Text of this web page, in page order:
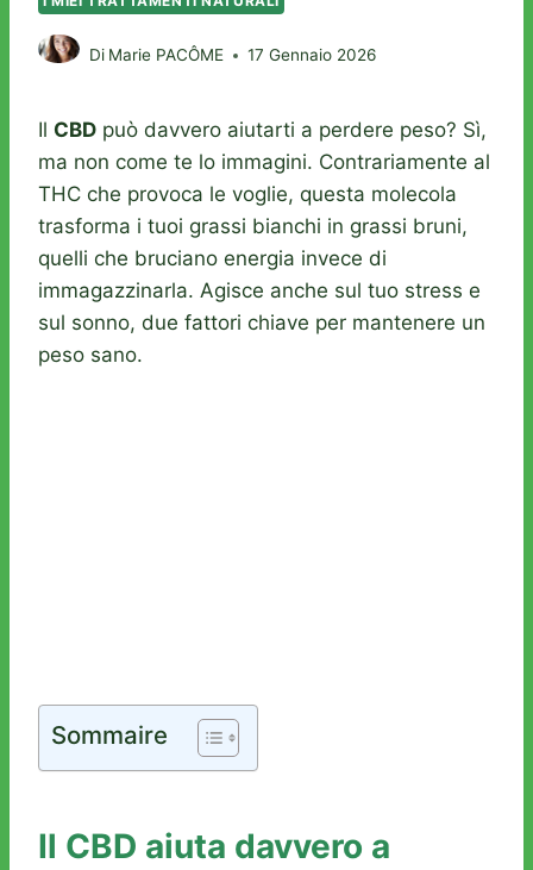
Di Marie PACÔME 17 Gennaio 2026
Il CBD può davvero aiutarti a perdere peso? Sì,
ma non come te lo immagini. Contrariamente al
THC che provoca le voglie, questa molecola
trasforma i tuoi grassi bianchi in grassi bruni,
quelli che bruciano energia invece di
immagazzinarla. Agisce anche sul tuo stress e
sul sonno, due fattori chiave per mantenere un
peso sano.
Sommaire
Il CBD aiuta davvero a